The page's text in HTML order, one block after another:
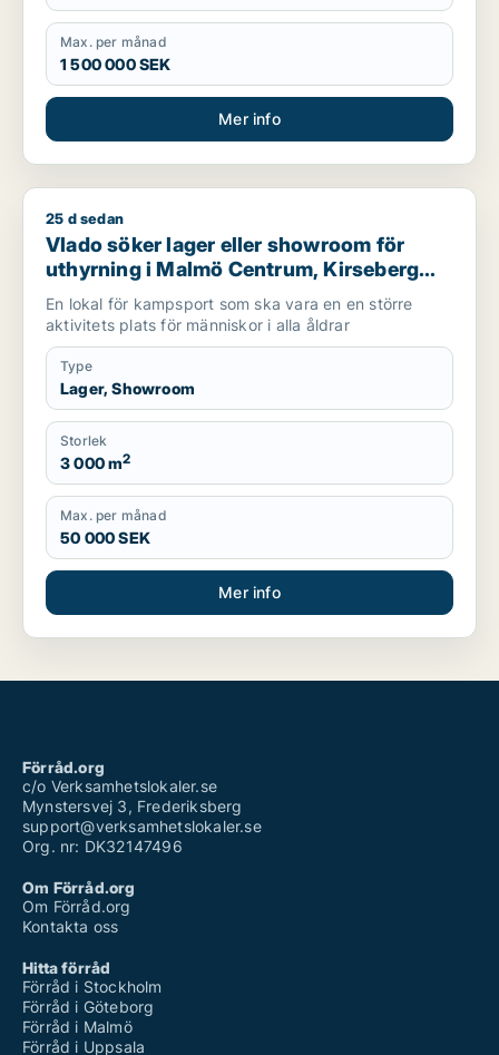
Max. per månad
1 500 000 SEK
Mer info
Vlado söker lager eller showroom för uthyrning i Malmö
25 d sedan
Vlado söker lager eller showroom för
uthyrning i Malmö Centrum, Kirseberg
eller Husie m.fl.
En lokal för kampsport som ska vara en en större
aktivitets plats för människor i alla åldrar
Type
Lager, Showroom
Storlek
3 000 m2
Max. per månad
50 000 SEK
Mer info
Förråd.org
c/o Verksamhetslokaler.se
Mynstersvej 3, Frederiksberg
support@verksamhetslokaler.se
Org. nr: DK32147496
Om Förråd.org
Om Förråd.org
Kontakta oss
Hitta förråd
Förråd i Stockholm
Förråd i Göteborg
Förråd i Malmö
Förråd i Uppsala